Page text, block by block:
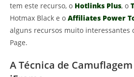
tem este recurso, o Hotlinks Plus, o
Hotmax Black e o Affiliates Power
alguns recursos muito interessantes
Page.
A Técnica de